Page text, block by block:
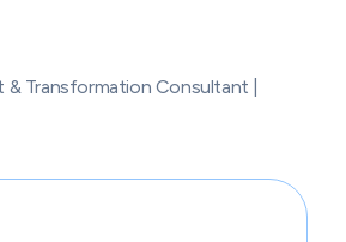
& Transformation Consultant |